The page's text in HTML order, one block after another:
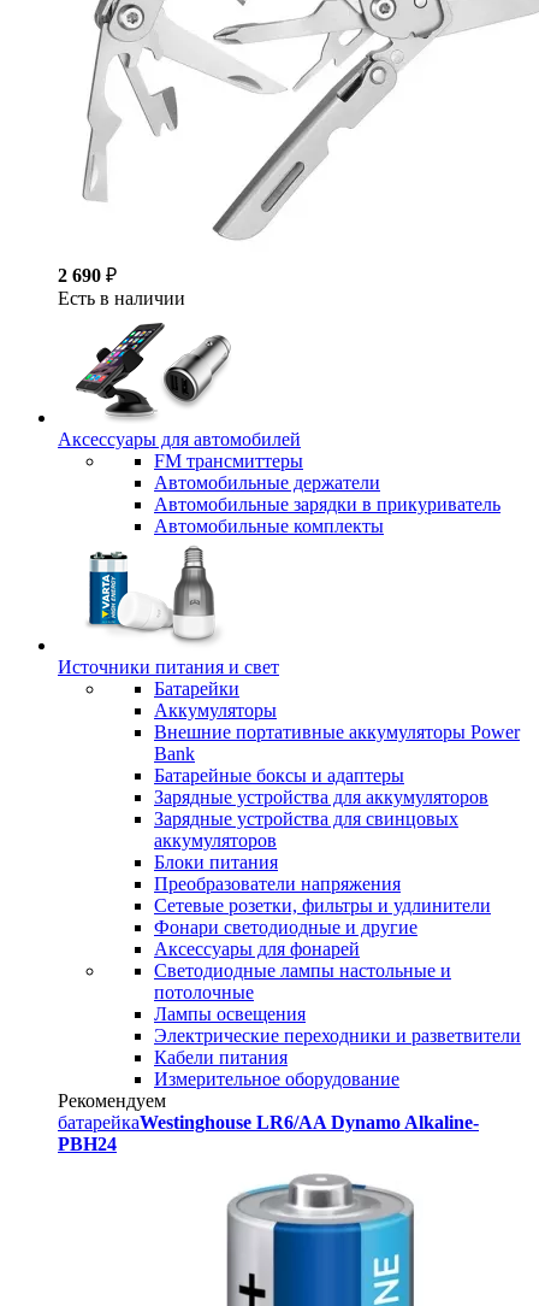
2 690 ₽
Есть в наличии
Аксессуары для автомобилей
FM трансмиттеры
Автомобильные держатели
Автомобильные зарядки в прикуриватель
Автомобильные комплекты
Источники питания и свет
Батарейки
Аккумуляторы
Внешние портативные аккумуляторы Power
Bank
Батарейные боксы и адаптеры
Зарядные устройства для аккумуляторов
Зарядные устройства для свинцовых
аккумуляторов
Блоки питания
Преобразователи напряжения
Сетевые розетки, фильтры и удлинители
Фонари светодиодные и другие
Аксессуары для фонарей
Светодиодные лампы настольные и
потолочные
Лампы освещения
Электрические переходники и разветвители
Кабели питания
Измерительное оборудование
Рекомендуем
батарейкаWestinghouse LR6/AA Dynamo Alkaline-
PBH24